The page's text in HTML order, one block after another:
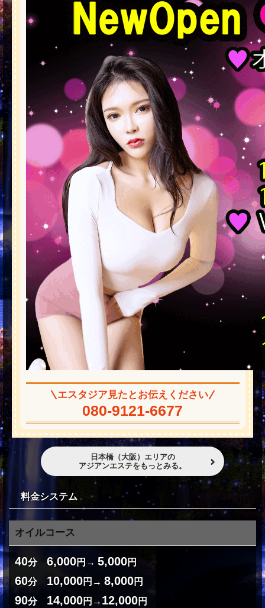
エスタジア見たとお伝えください
080-9121-6677
日本橋（大阪）エリアの
アジアンエステをもっとみる。
料金システム
オイルコース
40分 6,000円→ 5,000円
60分 10,000円→ 8,000円
90分 14,000円→ 12,000円